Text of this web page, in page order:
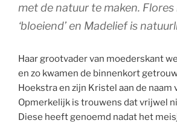
met de natuur te maken.
‘bloeiend’ en Madelief is
Haar grootvader van moederskant
en zo kwamen de binnenkort
Hoekstra en zijn Kristel aan de naam
Opmerkelijk is trouwens dat vrijwel
Diese heeft genoemd nadat het